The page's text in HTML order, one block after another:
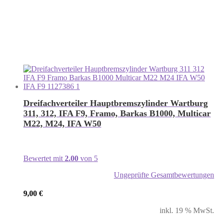
Dreifachverteiler Hauptbremszylinder Wartburg
311, 312, IFA F9, Framo, Barkas B1000, Multicar
M22, M24, IFA W50
Bewertet mit 2.00 von 5
Ungeprüfte Gesamtbewertungen
9,00 €
inkl. 19 % MwSt.